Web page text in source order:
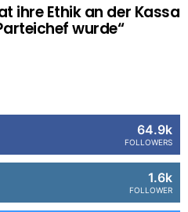
ihre Ethik an der Kassa
wurde“
64.9k
FOLLOWERS
1.6k
FOLLOWER